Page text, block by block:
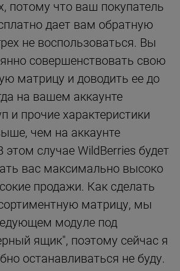
потому что ваш покупатель
дает вам обратную
не воспользоваться. Вы
совершенствовать свою
матрицу и доводить ее до
на вашем аккаунте
и прочие характеристики
чем на аккаунте
этом случае WildBerries будет
вас максимально высоко
продажи. Как сделать
матрицу, мы
модуле под
ящик", поэтому сейчас я
останавливаться не буду.